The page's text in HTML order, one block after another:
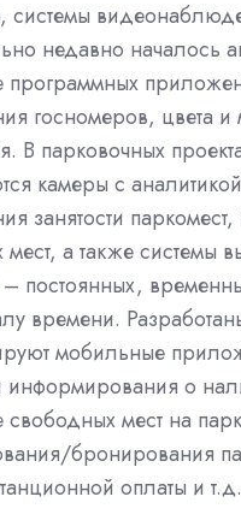
системы
недавно началось
программных
госномеров, цвета и
В парковочных
камеры с
занятости
а также системы
– постоянных,
времени.
мобильные
информирования о
свободных мест на
бронирования
оплаты и т.д.